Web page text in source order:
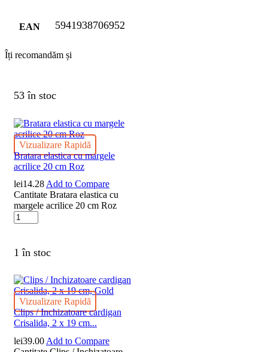
EAN 5941938706952
Îți recomandăm și
53 în stoc
Vizualizare Rapidă
Bratara elastica cu margele
acrilice 20 cm Roz
lei14.28 Add to Compare
Cantitate Bratara elastica cu
margele acrilice 20 cm Roz
1 în stoc
Vizualizare Rapidă
Clips / Inchizatoare cardigan
Crisalida, 2 x 19 cm...
lei39.00 Add to Compare